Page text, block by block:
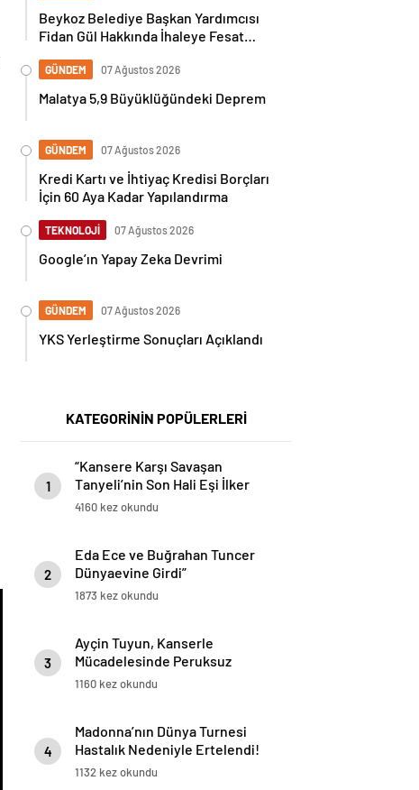
Beykoz Belediye Başkan Yardımcısı
Fidan Gül Hakkında İhaleye Fesat
GÜNDEM 07 Ağustos 2026
Malatya 5,9 Büyüklüğündeki Deprem
GÜNDEM 07 Ağustos 2026
Kredi Kartı ve İhtiyaç Kredisi Borçları
İçin 60 Aya Kadar Yapılandırma
TEKNOLOJİ 07 Ağustos 2026
Google’ın Yapay Zeka Devrimi
GÜNDEM 07 Ağustos 2026
YKS Yerleştirme Sonuçları Açıklandı
KATEGORİNİN POPÜLERLERİ
1
“Kansere Karşı Savaşan
Tanyeli’nin Son Hali Eşi İlker
Sünnili Tarafından Paylaşıldı”
4160 kez okundu
2
Eda Ece ve Buğrahan Tuncer
Dünyaevine Girdi”
1873 kez okundu
3
Ayçin Tuyun, Kanserle
Mücadelesinde Peruksuz
Cesaretini Gösterdi
1160 kez okundu
4
Madonna’nın Dünya Turnesi
Hastalık Nedeniyle Ertelendi!
1132 kez okundu